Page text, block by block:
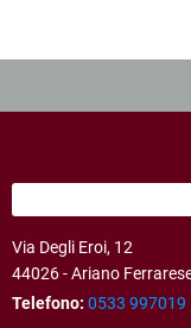
Via Degli Eroi, 12
44026 - Ariano
Telefono: 0533 997019